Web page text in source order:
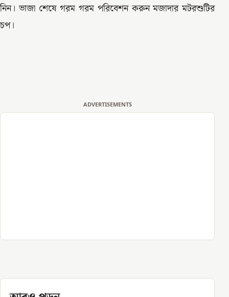
নিন। ভাজা শেষে গরম গরম পরিবেশন করুন মজাদার মটরশুটির
চপ।
ADVERTISEMENTS